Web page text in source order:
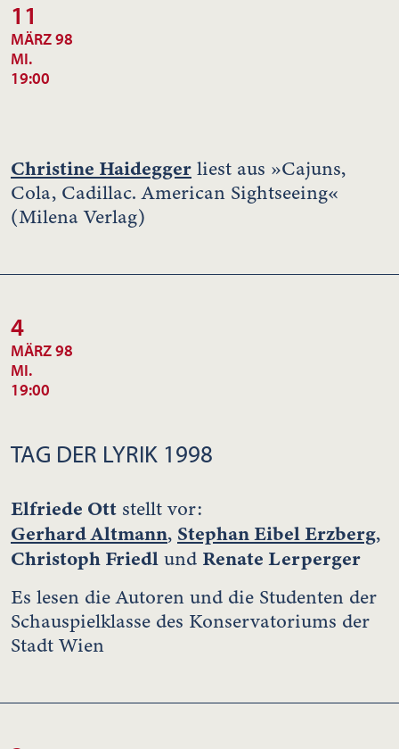
11
MÄRZ 98
MI.
19:00
Christine Haidegger liest aus »Cajuns,
Cola, Cadillac. American Sightseeing«
(Milena Verlag)
4
MÄRZ 98
MI.
19:00
TAG DER LYRIK 1998
Elfriede Ott stellt vor:
Gerhard Altmann, Stephan Eibel Erzberg,
Christoph Friedl und Renate Lerperger
Es lesen die Autoren und die Studenten der
Schauspielklasse des Konservatoriums der
Stadt Wien